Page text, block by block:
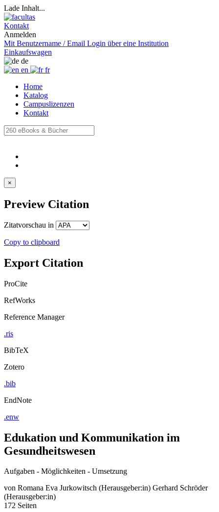
Lade Inhalt...
Kontakt
Anmelden
Mit Benutzername / Email Login über eine Institution
Einkaufswagen
de
en
fr
Home
Katalog
Campuslizenzen
Kontakt
×
Preview Citation
Zitatvorschau in
Copy to clipboard
Export Citation
ProCite
RefWorks
Reference Manager
.ris
BibTeX
Zotero
.bib
EndNote
.enw
Edukation und Kommunikation im
Gesundheitswesen
Aufgaben - Möglichkeiten - Umsetzung
von Romana Eva Jurkowitsch (Herausgeber:in) Gerhard Schröder
(Herausgeber:in)
172 Seiten